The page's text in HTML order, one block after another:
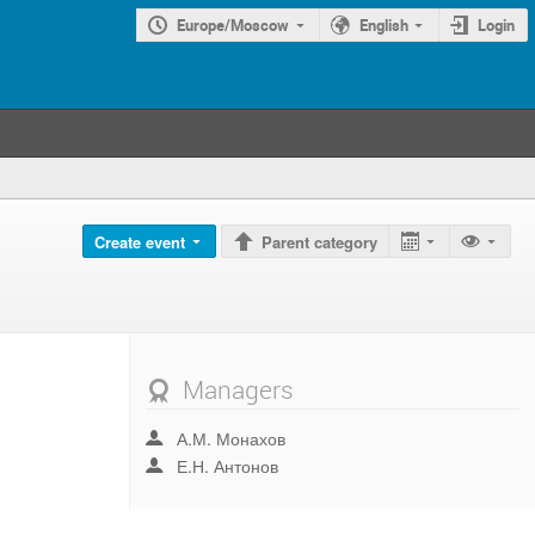
Europe/Moscow English Login
Create event Parent category
Managers
А.М. Монахов
Е.Н. Антонов